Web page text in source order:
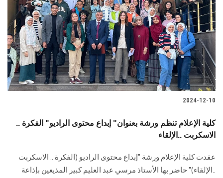
2024-12-10
كلية الإعلام تنظم ورشة بعنوان" إبداع محتوى الراديو" الفكرة ..
الاسكربت ..الإلقاء
عقدت كلية الإعلام ورشة "إبداع محتوى الراديو (الفكرة .. الاسكربت
‏‏..الإلقاء)" حاضر بها الأستاذ مرسي عبد العليم كبير المذيعين بإذاعة